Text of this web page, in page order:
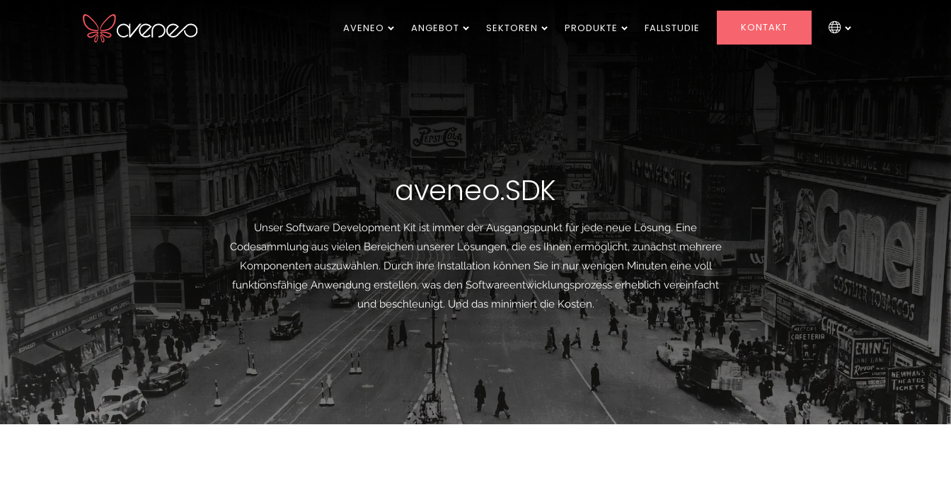
AVENEO ANGEBOT SEKTOREN PRODUKTE FALLSTUDIE KONTAKT
aveneo.SDK
Unser Software Development Kit ist immer der Ausgangspunkt für jede neue Lösung. Eine
Codesammlung aus vielen Bereichen unserer Lösungen, die es Ihnen ermöglicht, zunächst mehrere
Komponenten auszuwählen. Durch ihre Installation können Sie in nur wenigen Minuten eine voll
funktionsfähige Anwendung erstellen, was den Softwareentwicklungsprozess erheblich vereinfacht
und beschleunigt. Und das minimiert die Kosten.